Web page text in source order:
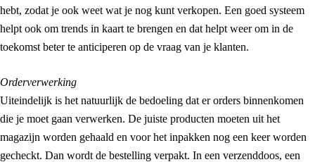
hebt, zodat je ook weet wat je nog kunt verkopen. Een goed systeem
helpt ook om trends in kaart te brengen en dat helpt weer om in de
toekomst beter te anticiperen op de vraag van je klanten.
Orderverwerking
Uiteindelijk is het natuurlijk de bedoeling dat er orders binnenkomen
die je moet gaan verwerken. De juiste producten moeten uit het
magazijn worden gehaald en voor het inpakken nog een keer worden
gecheckt. Dan wordt de bestelling verpakt. In een verzenddoos, een